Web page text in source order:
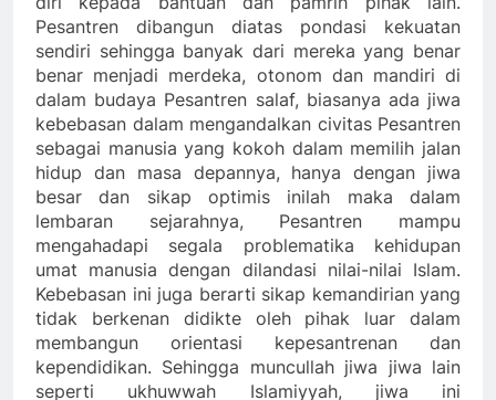
Pesantren dibangun diatas pondasi kekuatan
sendiri sehingga banyak dari mereka yang benar
benar menjadi merdeka, otonom dan mandiri di
dalam budaya Pesantren salaf, biasanya ada jiwa
kebebasan dalam mengandalkan civitas Pesantren
sebagai manusia yang kokoh dalam memilih jalan
hidup dan masa depannya, hanya dengan jiwa
besar dan sikap optimis inilah maka dalam
lembaran sejarahnya, Pesantren mampu
mengahadapi segala problematika kehidupan
umat manusia dengan dilandasi nilai-nilai Islam.
Kebebasan ini juga berarti sikap kemandirian yang
tidak berkenan didikte oleh pihak luar dalam
membangun orientasi kepesantrenan dan
kependidikan. Sehingga muncullah jiwa jiwa lain
seperti ukhuwwah Islamiyyah, jiwa ini